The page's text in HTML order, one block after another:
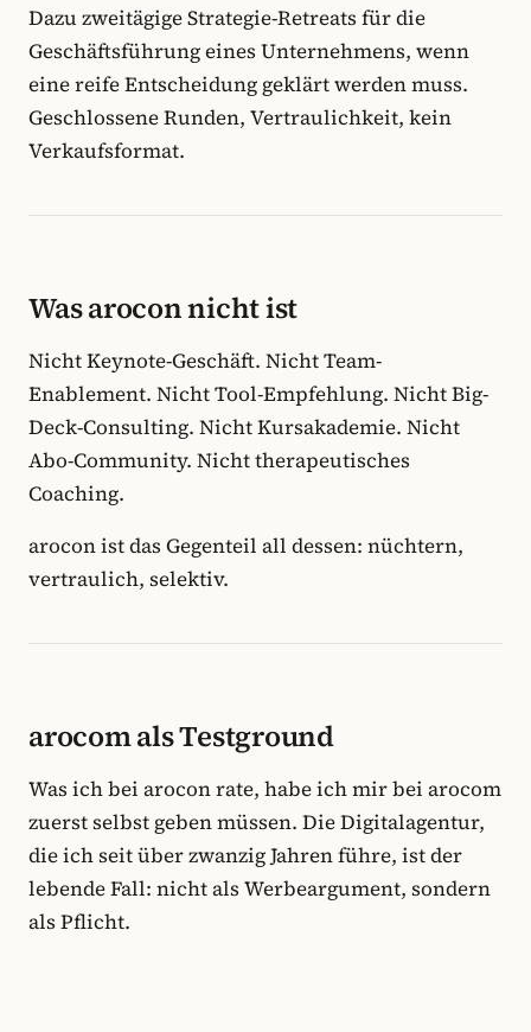
Dazu zweitägige Strategie-Retreats für die
Geschäftsführung eines Unternehmens, wenn
eine reife Entscheidung geklärt werden muss.
Geschlossene Runden, Vertraulichkeit, kein
Verkaufsformat.
Was arocon nicht ist
Nicht Keynote-Geschäft. Nicht Team-
Enablement. Nicht Tool-Empfehlung. Nicht Big-
Deck-Consulting. Nicht Kursakademie. Nicht
Abo-Community. Nicht therapeutisches
Coaching.
arocon ist das Gegenteil all dessen: nüchtern,
vertraulich, selektiv.
arocom als Testground
Was ich bei arocon rate, habe ich mir bei arocom
zuerst selbst geben müssen. Die Digitalagentur,
die ich seit über zwanzig Jahren führe, ist der
lebende Fall: nicht als Werbeargument, sondern
als Pflicht.